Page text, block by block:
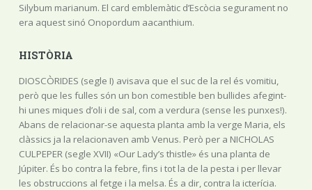
Silybum marianum. El card emblemàtic d’Escòcia segurament no
era aquest sinó Onopordum aacanthium.
HISTÒRIA
DIOSCÒRIDES (segle I) avisava que el suc de la rel és vomitiu,
però que les fulles són un bon comestible ben bullides afegint-
hi unes miques d’oli i de sal, com a verdura (sense les punxes!).
Abans de relacionar-se aquesta planta amb la verge Maria, els
clàssics ja la relacionaven amb Venus. Però per a NICHOLAS
CULPEPER (segle XVII) «Our Lady’s thistle» és una planta de
Júpiter. És bo contra la febre, fins i tot la de la pesta i per llevar
les obstruccions al fetge i la melsa. És a dir, contra la icterícia.